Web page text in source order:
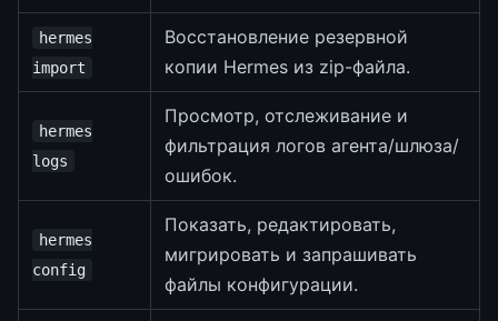
hermes
import
Восстановление резервной
копии Hermes из zip-файла.
hermes
logs
Просмотр, отслеживание и
фильтрация логов агента/шлюза/
ошибок.
hermes
config
Показать, редактировать,
мигрировать и запрашивать
файлы конфигурации.